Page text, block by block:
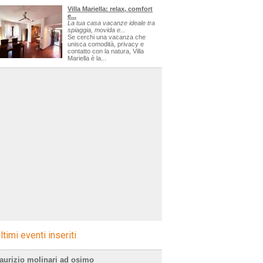
Villa Mariella: relax, comfort
e...
La tua casa vacanze ideale tra
spiaggia, movida e...
Se cerchi una vacanza che
unisca comodità, privacy e
contatto con la natura, Villa
Mariella è la...
eventi inseriti
molinari ad osimo